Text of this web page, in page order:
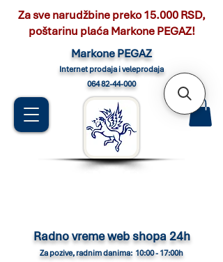
Markone PEGAZ
Internet prodaja i veleprodaja
064 82-44-000
Radno vreme web shopa 24h
Za pozive, radnim danima: 10:00 - 17:00h
Za sve narudžbine preko 15.000 RSD,
poštarinu plaća Markone PEGAZ!